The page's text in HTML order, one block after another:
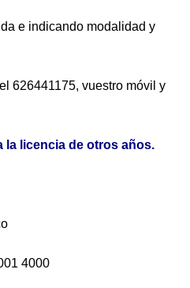
e indicando modalidad y
626441175, vuestro móvil y
la licencia de otros años.
4000